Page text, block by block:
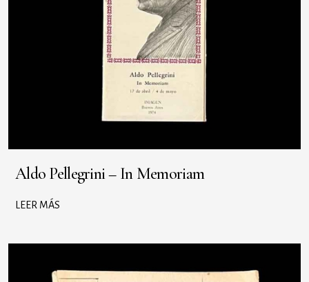
Aldo Pellegrini – In Memoriam
LEER MÁS